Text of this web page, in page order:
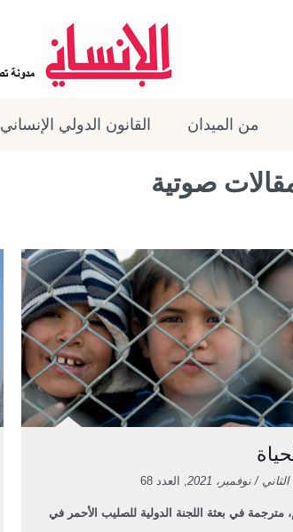
من الميدان القانون الدولي الإنساني
صوتية
, العدد 68
مترجمة في بعثة اللجنة الدولية للصليب الأحمر في